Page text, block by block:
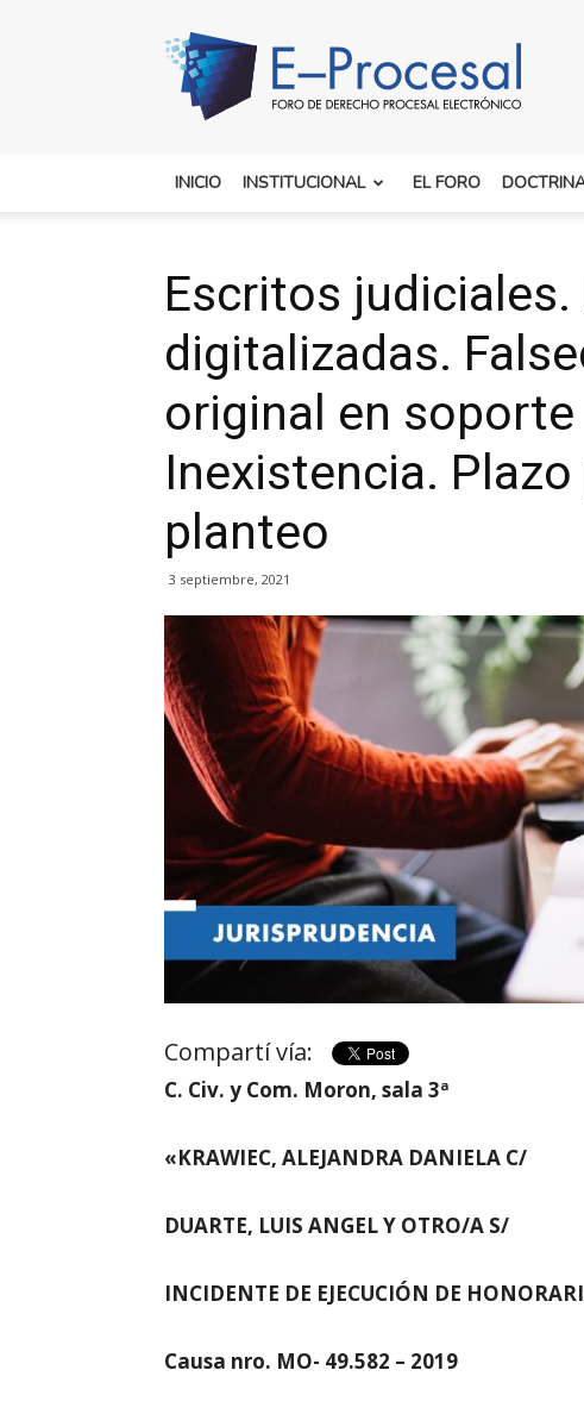
E-
Procesal
INICIO INSTITUCIONAL EL FORO
Escritos
digitalizadas.
original en soporte
Inexistencia.
planteo
3 septiembre, 2021
Compartí vía:
C. Civ. y Com. Moron, sala 3ª
«KRAWIEC, ALEJANDRA DANIELA C/
DUARTE, LUIS ANGEL Y OTRO/A S/
INCIDENTE DE EJECUCIÓN DE
Causa nro. MO- 49.582 – 2019